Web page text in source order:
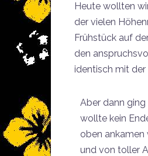
Heute wollten
der vielen
Frühstück auf
den
identisch mit
Aber dann
wollte kein
oben ankamen
und von toller